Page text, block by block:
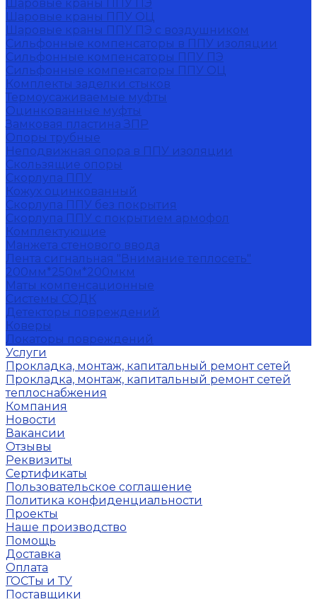
Шаровые краны ППУ ПЭ
Шаровые краны ППУ ОЦ
Шаровые краны ППУ ПЭ с воздушником
Сильфонные компенсаторы в ППУ изоляции
Сильфонные компенсаторы ППУ ПЭ
Сильфонные компенсаторы ППУ ОЦ
Комплекты заделки стыков
Термоусаживаемые муфты
Оцинкованные муфты
Замковая пластина ЗПР
Опоры трубные
Неподвижная опора в ППУ изоляции
Скользящие опоры
Скорлупа ППУ
Кожух оцинкованный
Скорлупа ППУ без покрытия
Скорлупа ППУ с покрытием армофол
Комплектующие
Манжета стенового ввода
Лента сигнальная "Внимание теплосеть"
200мм*250м*200мкм
Маты компенсационные
Системы СОДК
Детекторы повреждений
Коверы
Локаторы повреждений
Услуги
Прокладка, монтаж, капитальный ремонт сетей
Прокладка, монтаж, капитальный ремонт сетей
теплоснабжения
Компания
Новости
Вакансии
Отзывы
Реквизиты
Сертификаты
Пользовательское соглашение
Политика конфиденциальности
Проекты
Наше производство
Помощь
Доставка
Оплата
ГОСТы и ТУ
Поставщики